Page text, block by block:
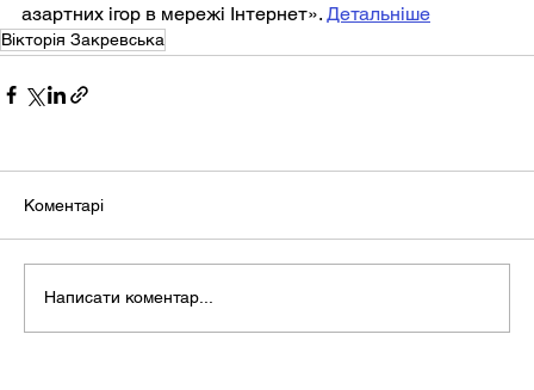
азартних ігор в мережі Інтернет». Детальніше
Вікторія Закревська
Коментарі
Написати коментар...